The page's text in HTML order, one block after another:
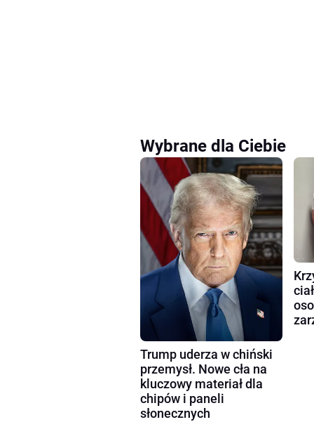
Wybrane dla Ciebie
Trump uderza w chiński
przemysł. Nowe cła na
kluczowy materiał dla
chipów i paneli
słonecznych